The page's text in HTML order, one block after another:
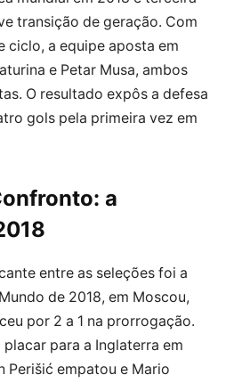
transição de geração. Com
ciclo, a equipe aposta em
e Petar Musa, ambos
O resultado expôs a defesa
gols pela primeira vez em
a
entre as seleções foi a
de 2018, em Moscou,
por 2 a 1 na prorrogação.
para a Inglaterra em
Perišić empatou e Mario